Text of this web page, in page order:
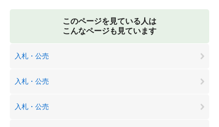
このページを見ている人は
こんなページも見ています
入札・公売
入札・公売
入札・公売